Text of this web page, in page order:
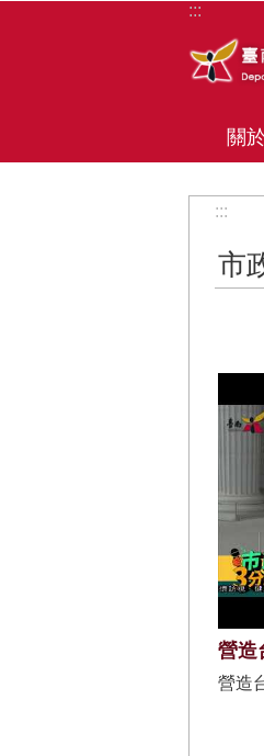
:::
關
:::
市
營造
營造